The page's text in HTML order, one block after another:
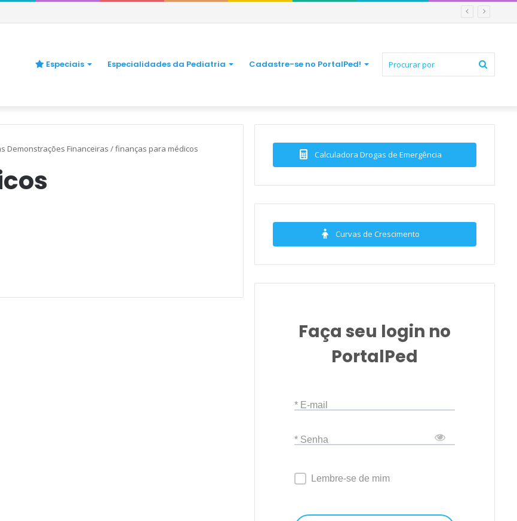
preocupar
Especiais Especialidades da Pediatria Cadastre-se no PortalPed!
Demonstrações Financeiras /finanças para médicos
Calculadora Drogas de Emergência
Curvas de Crescimento
Faça seu login no
PortalPed
* E-mail
* Senha
Lembre-se de mim